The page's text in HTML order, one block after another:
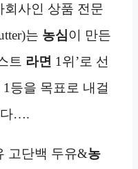
회사인 상품 전문
는 농심이 만든
트 라면 1위’로 선
등을 목표로 내걸
다….
고단백 두유&농